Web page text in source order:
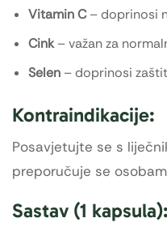
Vitamin C– doprinosi
Cink– važan za
Selen – doprinosi
Kontraindikacije:
Posavjetujte se s
preporučuje se
Sastav (1 kapsula):